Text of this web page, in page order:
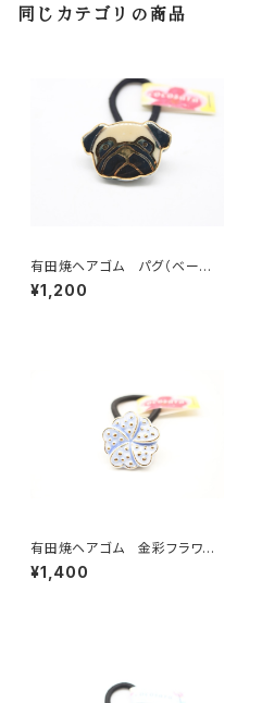
同じカテゴリの商品
有田焼ヘアゴム パグ（ベージ
ュ× ブラック×ゴールド）
¥1,200
有田焼ヘアゴム 金彩フラワー
淡いブルー
¥1,400